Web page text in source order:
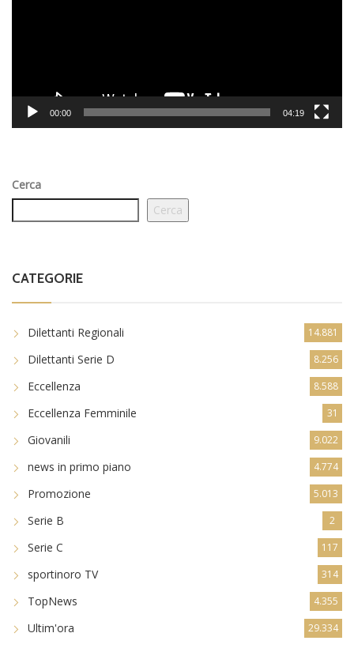
00:00 04:19
Cerca
Cerca
CATEGORIE
Dilettanti Regionali 14.881
Dilettanti Serie D 8.256
Eccellenza 8.588
Eccellenza Femminile 31
Giovanili 9.022
news in primo piano 4.774
Promozione 5.013
Serie B 2
Serie C 117
sportinoro TV 314
TopNews 4.355
Ultim'ora 29.334